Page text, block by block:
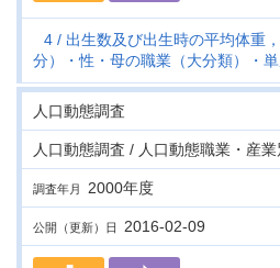
4
出生数及び出生時の平均体重
分）・性・母の職業（大分類）・
人口動態調査
人口動態調査 / 人口動態職業・産
調査年月 2000年度
公開（更新）日 2016-02-09